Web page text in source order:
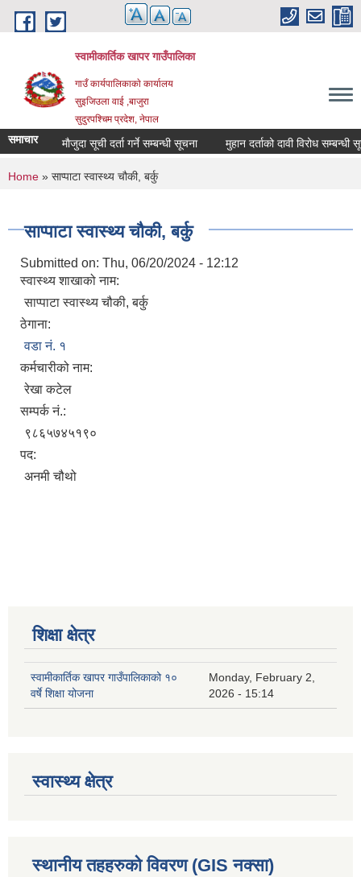
Skip to main content
स्वामीकार्तिक खापर गाउँपालिका
गाउँ कार्यपालिकाकाे कार्यालय
सुइजिउला वाई ,बाजुरा
सुदुरपश्चिम प्रदेश, नेपाल
समाचारमाैजुदा सूची दर्ता गर्ने सम्बन्धी सूचना मुहान दर्ताको दावी विरोध सम्बन्धी सूचना
You are here
Home » साप्पाटा स्वास्थ्य चौकी, बर्कु
साप्पाटा स्वास्थ्य चौकी, बर्कु
Submitted on: Thu, 06/20/2024 - 12:12
स्वास्थ्य शाखाको नाम:
साप्पाटा स्वास्थ्य चौकी, बर्कु
ठेगाना:
वडा न‌ं. १
कर्मचारीको नाम:
रेखा कटेल
सम्पर्क नं.:
९८६५७४५१९०
पद:
अनमी चौथो
शिक्षा क्षेत्र
स्वामीकार्तिक खापर गाउँपालिकाको १०
वर्षे शिक्षा योजना
Monday, February 2,
2026 - 15:14
स्वास्थ्य क्षेत्र
स्थानीय तहहरुको विवरण (GIS नक्सा)